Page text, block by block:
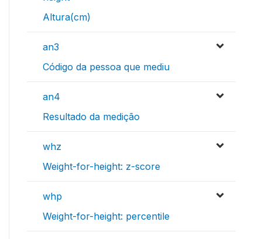
Altura(cm)
an3
Código da pessoa que mediu
an4
Resultado da medição
whz
Weight-for-height: z-score
whp
Weight-for-height: percentile